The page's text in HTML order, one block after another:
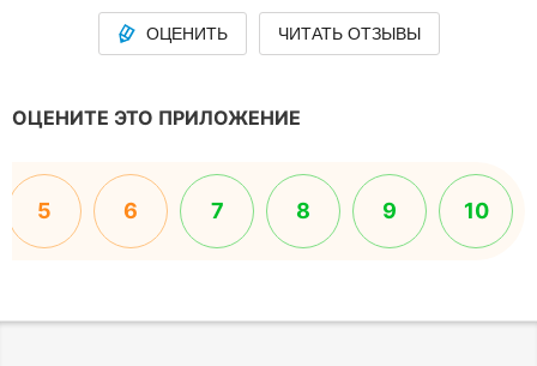
ОЦЕНИТЬ ЧИТАТЬ ОТЗЫВЫ
ОЦЕНИТЕ ЭТО ПРИЛОЖЕНИЕ
5 6 7 8 9 10